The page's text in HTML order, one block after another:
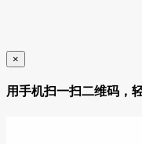
×
用手机扫一扫二维码，